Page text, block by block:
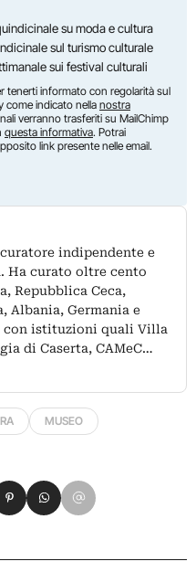
su moda e cultura
sul turismo culturale
sui festival culturali
tenerti informato con regolarità sul
come indicato nella nostra
verranno trasferiti su MailChimp
questa informativa. Potrai
link presente nelle email.
indipendente e
Ha curato oltre cento
Repubblica Ceca,
Albania, Germania e
con istituzioni quali Villa
di Caserta, CAMeC…
MUSEO
Xsu LinkedIn
su Pinterest
Condividi su WhatsApp
Condividi su Email